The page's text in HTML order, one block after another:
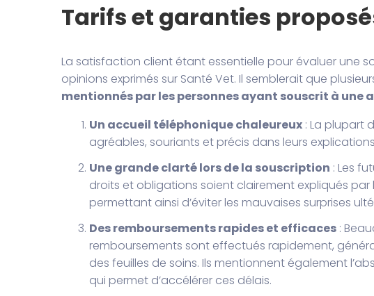
Tarifs et garanties
La satisfaction client étant essentielle pour évaluer une
opinions exprimés sur Santé Vet. Il semblerait que
mentionnés par les personnes ayant souscrit à une
Un accueil téléphonique chaleureux: La plupart
agréables, souriants et précis dans leurs
Une grande clarté lors de la souscription : Les
droits et obligations soient clairement expliqués
permettant ainsi d’éviter les mauvaises surprises
Des remboursements rapides et efficaces:
remboursements sont effectués rapidement,
des feuilles de soins. Ils mentionnent également
qui permet d’accélérer ces délais.